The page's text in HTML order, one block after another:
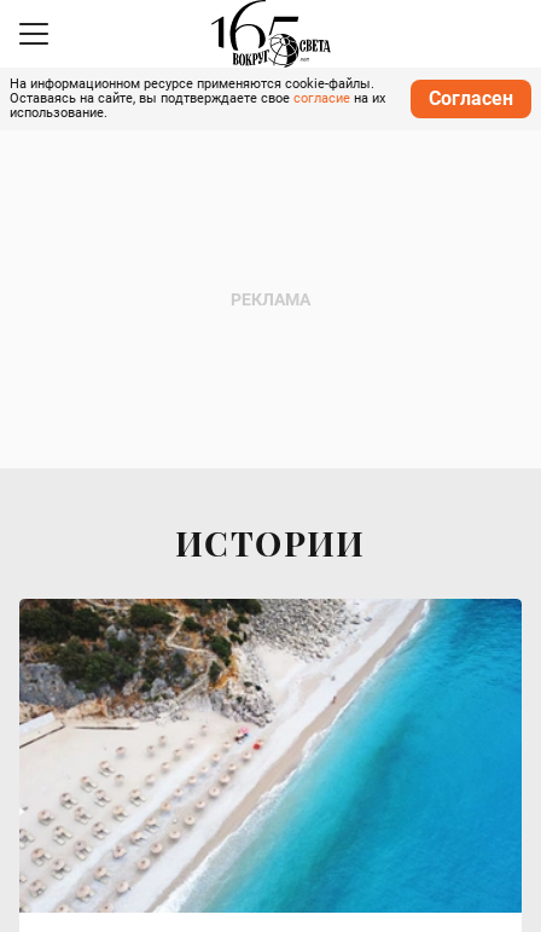
На информационном ресурсе применяются cookie-файлы.
Оставаясь на сайте, вы подтверждаете свое согласие на их
использование.
Согласен
ИСТОРИИ